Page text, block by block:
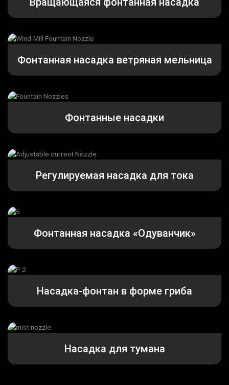
Фонтанная насадка ветряная мельница
Фонтанные насадки
Регулируемая насадка для тока
Фонтанная насадка «Одуванчик»
Насадка-фонтан в форме гриба
Насадка для тумана